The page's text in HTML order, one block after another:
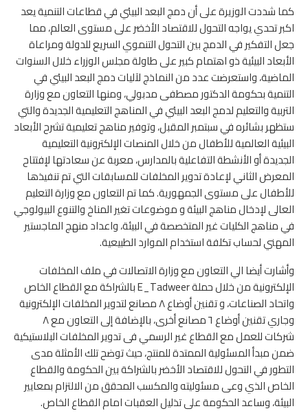
كما شددت الوزيرة على أن دمج البعد البيئي في قطاعات التنمية يعد
اكبر تحدي يواجه التحول للاقتصاد الأخضر على مستوى العالم، مما
جعل التفكير في الدمج بين التحول التنموي السريع للدولة ومراعاة
الأبعاد البيئية ذو اهتمام كبير على طاولة مجلس الوزراء خلال السنوات
الماضية، واستعرضت عدد من النماذج لآليات دمج البعد البيئي في
التنمية بحكومة الدكتور مصطفى مدبولي، ومنها التعاون مع وزارة
التربية والتعليم لدمج البعد البيئي في المناهج التعليمية الجديدة والتي
ستظهر بشائره في سبتمبر المقبل، وتوفير مناهج تعليمية تشرح الأبعاد
البيئية العالمية للأطفال من خلال المنصات الإلكترونية التعليمية
الجديدة أو الأنشطة التفاعلية بالمدارس، معربة عن سعادتها لإفتتاح
المعرض الثاني لإعادة تدوير المخلفات للمسابقات التي تم تنفيذها
للأطفال على مستوى الجمهورية. كما تم التعاون مع وزارة التعليم
العالى لإدخال مناهج البيئة و موضوعات تغير المناخ والتنوع البيولوجي
في مناهج الكليات غير المتخصصة في البيئة، واعداد منهج الماجستير
المهني لحساب تكلفة استخدام الموارد الطبيعية.
وأشارت أيضا الي التعاون مع وزارة الاتصالات في ملف المخلفات
الإلكترونية من خلال حملة E_Tadweer بالشراكة مع القطاع الخاص
واتحاد الصناعات، و تقنين أوضاع ٨ مصانع لتدوير المخلفات الإلكترونية
وجاري تقنين أوضاع ٦ مصانع أخرى، بالإضافة إلى التعاون مع ٨
شركات للعمل مع القطاع غير الرسمي فى تدوير المخلفات البلاستيكية
ضمن مبدأ المسئولية الممتدة للمنتج، حيث توضح تلك الأمثلة مدى
التطور في التحول للاقتصاد الأخضر بالشراكة بين الحكومة والقطاع
الخاص الذي وعى مسئوليته والمكسب المحقق من الالتزام بمعايير
البيئة، وساعد الحكومة على تذليل العقبات امام القطاع الخاص.